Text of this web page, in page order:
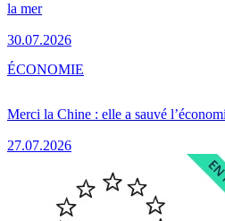
la mer
30.07.2026
Merci la Chine : elle a sauvé
27.07.2026
ÉCONOMIE